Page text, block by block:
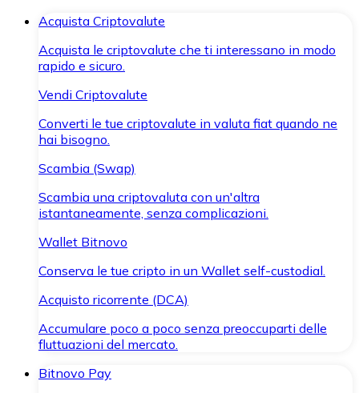
Acquista Criptovalute
Acquista le criptovalute che ti interessano in modo
rapido e sicuro.
Vendi Criptovalute
Converti le tue criptovalute in valuta fiat quando ne
hai bisogno.
Scambia (Swap)
Scambia una criptovaluta con un'altra
istantaneamente, senza complicazioni.
Wallet Bitnovo
Conserva le tue cripto in un Wallet self-custodial.
Acquisto ricorrente (DCA)
Accumulare poco a poco senza preoccuparti delle
fluttuazioni del mercato.
Bitnovo Pay